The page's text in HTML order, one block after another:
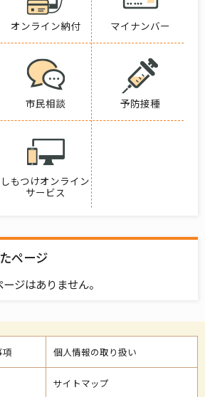
オンライン納付 マイナンバー
市民相談 予防接種
しもつけオンライン
サービス
ページ
ジはありません。
項 個人情報の取り扱い
サイトマップ